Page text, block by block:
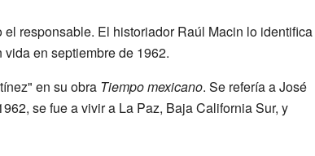
responsable. El historiador Raúl Macin lo identifica
en septiembre de 1962.
en su obra Tiempo mexicano. Se refería a José
se fue a vivir a La Paz, Baja California Sur, y